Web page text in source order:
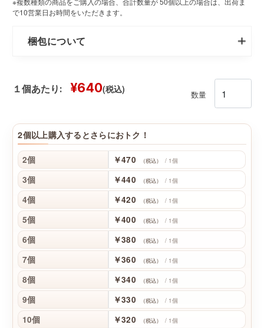
で10営業日お時間をいただきます。
梱包について
１個あたり: ¥640(税込)
数量
2個以上購入するとさらにおトク！
2個 ￥470 （税込） / 1個
3個 ￥440 （税込） / 1個
4個 ￥420 （税込） / 1個
5個 ￥400 （税込） / 1個
6個 ￥380 （税込） / 1個
7個 ￥360 （税込） / 1個
8個 ￥340 （税込） / 1個
9個 ￥330 （税込） / 1個
10個 ￥320 （税込） / 1個